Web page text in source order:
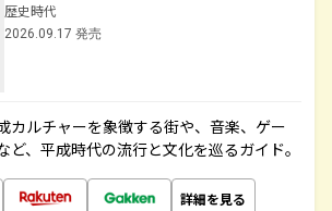
歴史時代
2026.09.17 発売
カルチャーを象徴する街や、音楽、ゲー
ど、平成時代の流行と文化を巡るガイド。
詳細を見る